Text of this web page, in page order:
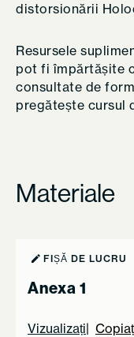
distorsionării
Resursele
pot fi împărtășite
consultate de
pregătește cursul
Materiale
FIȘĂ DE LUCRU
Anexa 1
Vizualizați